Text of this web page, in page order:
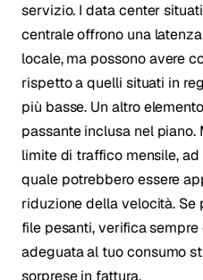
servizio. I data center
centrale offrono una
locale, ma possono avere
rispetto a quelli situati in
più basse. Un altro
passante inclusa nel
limite di traffico mensile,
quale potrebbero essere
riduzione della velocità.
file pesanti, verifica
adeguata al tuo consumo